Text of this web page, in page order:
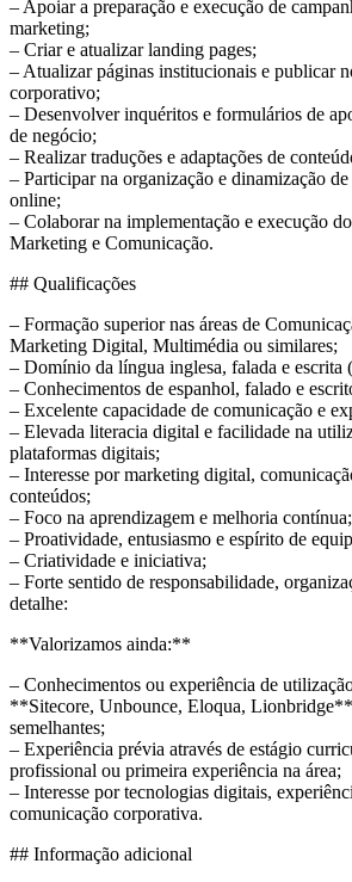
– Apoiar a preparação e execução de
marketing;
– Criar e atualizar landing pages;
– Atualizar páginas institucionais e publicar
corporativo;
– Desenvolver inquéritos e formulários de
de negócio;
– Realizar traduções e adaptações de
– Participar na organização e dinamização
online;
– Colaborar na implementação e execução
Marketing e Comunicação.
## Qualificações
– Formação superior nas áreas de
Marketing Digital, Multimédia ou similares;
– Domínio da língua inglesa, falada e escrita
– Conhecimentos de espanhol, falado e
– Excelente capacidade de comunicação e
– Elevada literacia digital e facilidade na
plataformas digitais;
– Interesse por marketing digital,
conteúdos;
– Foco na aprendizagem e melhoria contínua;
– Proatividade, entusiasmo e espírito de
– Criatividade e iniciativa;
– Forte sentido de responsabilidade,
detalhe:
**Valorizamos ainda:**
– Conhecimentos ou experiência de
**Sitecore, Unbounce, Eloqua,
semelhantes;
– Experiência prévia através de estágio
profissional ou primeira experiência na área;
– Interesse por tecnologias digitais,
comunicação corporativa.
## Informação adicional